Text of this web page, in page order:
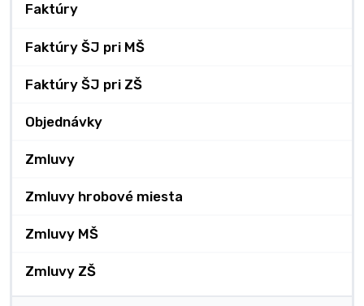
Faktúry
Faktúry ŠJ pri MŠ
Faktúry ŠJ pri ZŠ
Objednávky
Zmluvy
Zmluvy hrobové miesta
Zmluvy MŠ
Zmluvy ZŠ